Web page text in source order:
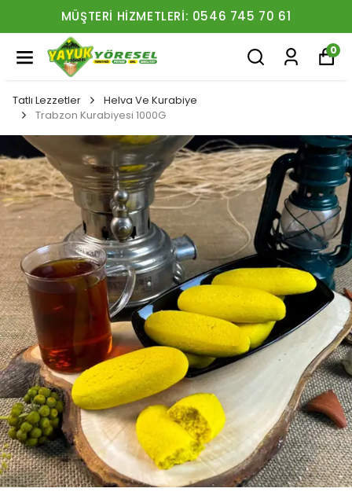
MÜŞTERI HIZMETLERI: 0546 745 70 61
0
Tatlı Lezzetler
Helva Ve Kurabiye
Trabzon Kurabiyesi 1000G